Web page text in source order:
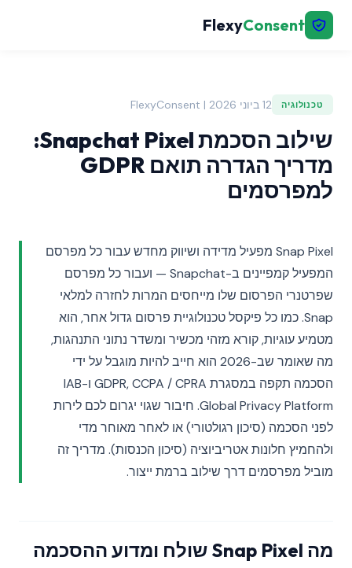
FlexyConsent
טכנולוגיה 12 ביוני 2026 | FlexyConsent
שילוב הסכמת Snapchat Pixel:
מדריך הגדרה תואם GDPR
למפרסמים
Snap Pixel מפעיל מדידה ושיווק מחדש עבור כל מפרסם
המפעיל קמפיינים ב-Snapchat — ועבור כל מפרסם
שפרטנרי הפרסום שלו מייחסים המרות לחזרה למלאי
Snap. כמו כל פיקסל טכנולוגיית פרסום גדול אחר, הוא
מטמיע עוגיות, קורא מזהי מכשיר ומשדר נתוני התנהגות,
מה שאומר שב-2026 הוא חייב להיות מוגבל על ידי
הסכמה תקפה במסגרת GDPR, CCPA / CPRA ו-IAB
Global Privacy Platform. חיבור שגוי יגרום לכם לירות
לפני הסכמה (סיכון רגולטורי) או לאחר מאוחר מדי
ולהחמיץ חלונות אטריביוציה (סיכון הכנסות). מדריך זה
מוביל מפרסמים דרך שילוב ברמת ייצור.
מה Snap Pixel שולח ומדוע ההסכמה